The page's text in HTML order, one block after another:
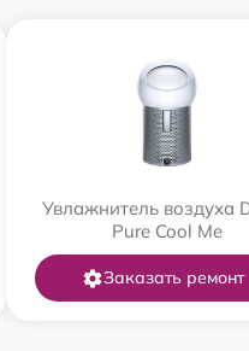
Увлажнитель воздуха
Pure Cool Me
Заказать ремонт